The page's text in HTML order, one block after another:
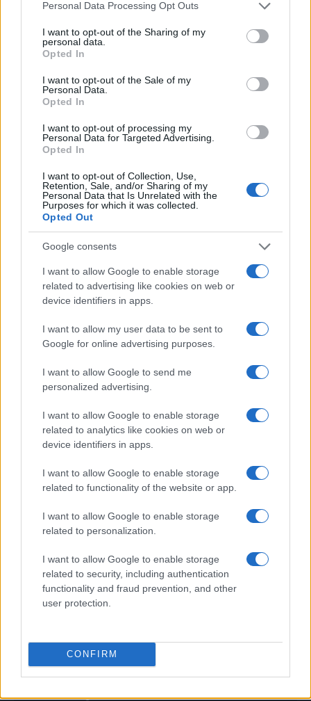
Please note that this website/app uses one or more Google
not limited to your visit or usage behaviour. You may click to
grant or deny consent to Google and its third-party tags to
use your data for below specified purposes in below Google
consent section.
Personal Data Processing Opt Outs
I want to opt-out of the Sharing of my
personal data.
Opted In
I want to opt-out of the Sale of my
Personal Data.
Opted In
I want to opt-out of processing my
Personal Data for Targeted Advertising.
Opted In
I want to opt-out of Collection, Use,
Retention, Sale, and/or Sharing of my
Personal Data that Is Unrelated with the
Purposes for which it was collected.
Opted Out
Google consents
I want to allow Google to enable storage
related to advertising like cookies on web or
device identifiers in apps.
I want to allow my user data to be sent to
Google for online advertising purposes.
I want to allow Google to send me
personalized advertising.
I want to allow Google to enable storage
related to analytics like cookies on web or
device identifiers in apps.
I want to allow Google to enable storage
related to functionality of the website or app.
I want to allow Google to enable storage
related to personalization.
I want to allow Google to enable storage
related to security, including authentication
functionality and fraud prevention, and other
user protection.
CONFIRM
29 abril, 2020
Love Plus: galería hentai de las
novias virtuales
Criminal Girls: imágenes subidas
perverso
27 abril, 2020
Quienes somos
Señala una noticia
Actualidad.es es la gran fuente de información social. Actualidad,
televisión, crónica, deportes, gente, política y todas las noticias sobre
Para señalar a la redacción de cualquier error en el uso del material
staff@actualidad.es
: nos ocuparemos de
la retirada del material que atenta contra los derechos de terceros.
Copyright © 2024 | Actualidad.es - Publicado en España porAdHub
- Numero REA 2729933 - Todos los derechos reservados.
Contacto
Politica de cookies - Política de privacidad
Procesamiento de datos
Todos los contenidos se han realizado de forma híbrida por una
Italia